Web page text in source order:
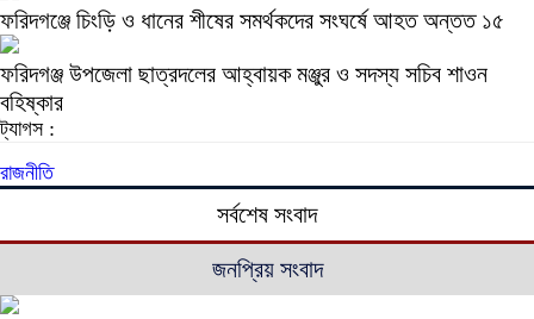
ফরিদগঞ্জে চিংড়ি ও ধানের শীষের সমর্থকদের সংঘর্ষে আহত অন্তত ১৫
ফরিদগঞ্জ উপজেলা ছাত্রদলের আহ্বায়ক মঞ্জুর ও সদস্য সচিব শাওন
বহিষ্কার
ট্যাগস :
রাজনীতি
সর্বশেষ সংবাদ
জনপ্রিয় সংবাদ